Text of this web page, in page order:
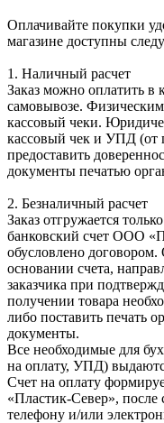
Оплачивайте покупки
магазине доступны
1. Наличный расчет
Заказ можно оплатить в
самовывозе.
кассовый чеки.
кассовый чек и УПД (от
предоставить
документы печатью
2. Безналичный расчет
Заказ отгружается
банковский счет ООО
обусловлено договором.
основании счета,
заказчика при
получении товара
либо поставить печать
документы.
Все необходимые для
на оплату, УПД)
Счет на оплату
«Пластик-Север», после
телефону и/или